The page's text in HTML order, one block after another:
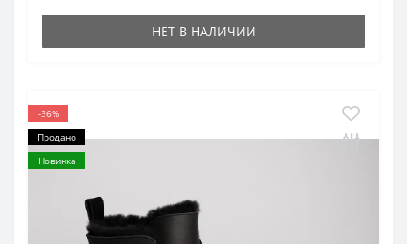
НЕТ В НАЛИЧИИ
-36%
Продано
Новинка